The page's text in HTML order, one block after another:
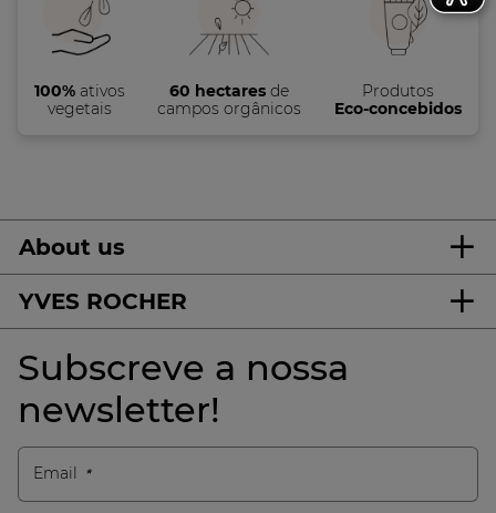
100%ativos
vegetais
60 hectares de
campos orgânicos
Produtos
Eco-concebidos
About us
YVES ROCHER
Subscreve a nossa
newsletter!
Email